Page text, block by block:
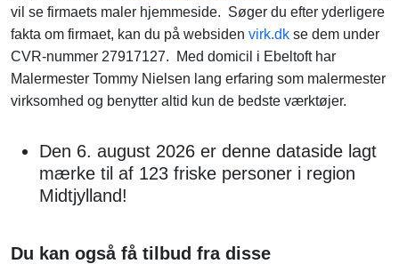
vil se firmaets maler hjemmeside. Søger du efter yderligere
fakta om firmaet, kan du på websiden virk.dk se dem under
CVR-nummer 27917127. Med domicil i Ebeltoft har
Malermester Tommy Nielsen lang erfaring som malermester
virksomhed og benytter altid kun de bedste værktøjer.
Den 6. august 2026 er denne dataside lagt
mærke til af 123 friske personer i region
Midtjylland!
Du kan også få tilbud fra disse